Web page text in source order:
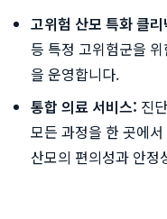
고위험 산모 특화 클
등 특정 고위험군을
을 운영합니다.
통합 의료 서비스: 진
모든 과정을 한 곳에
산모의 편의성과 안정